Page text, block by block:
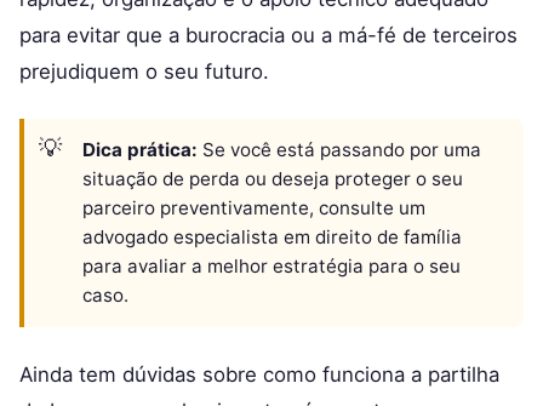
para evitar que a burocracia ou a má-fé de terceiros
prejudiquem o seu futuro.
Dica prática: Se você está passando por uma
situação de perda ou deseja proteger o seu
parceiro preventivamente, consulte um
advogado especialista em direito de família
para avaliar a melhor estratégia para o seu
caso.
Ainda tem dúvidas sobre como funciona a partilha